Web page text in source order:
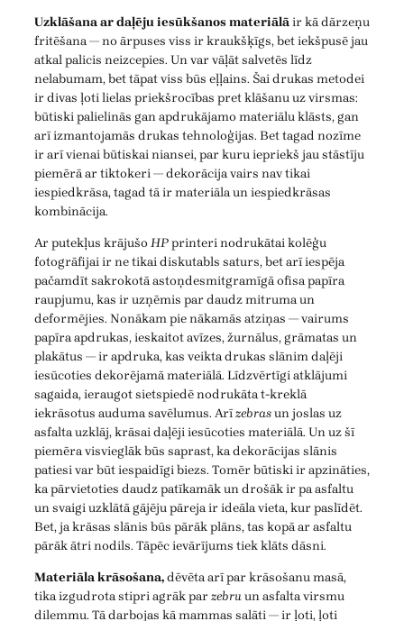
Uzklāšana ar daļēju iesūkšanos materiālāir kā dārzeņu
fritēšana — no ārpuses viss ir kraukšķīgs, bet iekšpusē jau
atkal palicis neizcepies. Un var vāļāt salvetēs līdz
nelabumam, bet tāpat viss būs eļļains. Šai drukas metodei
ir divas ļoti lielas priekšrocības pret klāšanu uz virsmas:
būtiski palielinās gan apdrukājamo materiālu klāsts, gan
arī izmantojamās drukas tehnoloģijas. Bet tagad nozīme
ir arī vienai būtiskai niansei, par kuru iepriekš jau stāstīju
piemērā ar tiktokeri — dekorācija vairs nav tikai
iespiedkrāsa, tagad tā ir materiāla un iespiedkrāsas
kombinācija.
Ar putekļus krājušoHPprinteri nodrukātai kolēģu
fotogrāfijai ir ne tikai diskutabls saturs, bet arī iespēja
pačamdīt sakrokotā astoņdesmitgramīgā ofisa papīra
raupjumu, kas ir uzņēmis par daudz mitruma un
deformējies. Nonākam pie nākamās atziņas — vairums
papīra apdrukas, ieskaitot avīzes, žurnālus, grāmatas un
plakātus — ir apdruka, kas veikta drukas slānim daļēji
iesūcoties dekorējamā materiālā. Līdzvērtīgi atklājumi
sagaida, ieraugot sietspiedē nodrukāta t-kreklā
iekrāsotus auduma savēlumus. Arīzebrasun joslas uz
asfalta uzklāj, krāsai daļēji iesūcoties materiālā. Un uz šī
piemēra visvieglāk būs saprast, ka dekorācijas slānis
patiesi var būt iespaidīgi biezs. Tomēr būtiski ir apzināties,
ka pārvietoties daudz patīkamāk un drošāk ir pa asfaltu
un svaigi uzklātā gājēju pāreja ir ideāla vieta, kur paslīdēt.
Bet, ja krāsas slānis būs pārāk plāns, tas kopā ar asfaltu
pārāk ātri nodils. Tāpēc ievārījums tiek klāts dāsni.
Materiāla krāsošana,dēvēta arī par krāsošanu masā,
tika izgudrota stipri agrāk parzebruun asfalta virsmu
dilemmu. Tā darbojas kā mammas salāti — ir ļoti, ļoti